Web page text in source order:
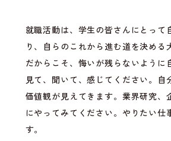
就職活動は、学生の皆さんにとって
り、自らのこれから進む道を決める
だからこそ、悔いが残らないように
見て、聞いて、感じてください。自
価値観が見えてきます。業界研究、
にやってみてください。やりたい仕
す。